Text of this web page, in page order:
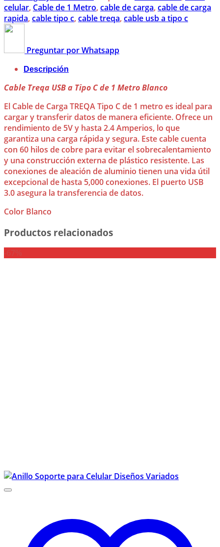
celular, Cable de 1 Metro, cable de carga, cable de carga
rapida, cable tipo c, cable treqa, cable usb a tipo c
Preguntar por Whatsapp
Descripción
Cable Treqa USB a Tipo C de 1 Metro Blanco
El Cable de Carga TREQA Tipo C de 1 metro es ideal para
cargar y transferir datos de manera eficiente. Ofrece un
rendimiento de 5V y hasta 2.4 Amperios, lo que
garantiza una carga rápida y segura. Este cable cuenta
con 60 hilos de cobre para evitar el sobrecalentamiento
y una construcción externa de plástico resistente. Las
conexiones de aleación de aluminio tienen una vida útil
excepcional de hasta 5,000 conexiones. El puerto USB
3.0 asegura la transferencia de datos.
Color Blanco
Productos relacionados